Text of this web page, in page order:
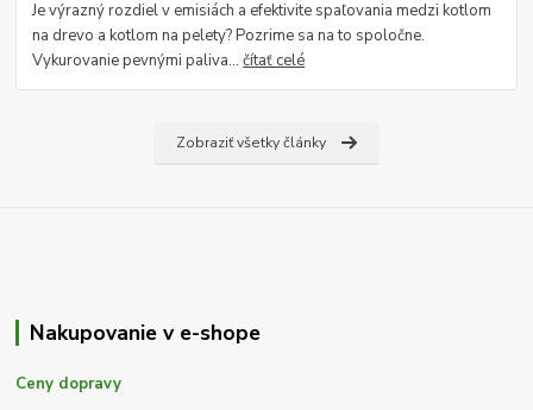
Je výrazný rozdiel v emisiách a efektivite spaľovania medzi kotlom
na drevo a kotlom na pelety? Pozrime sa na to spoločne.
Vykurovanie pevnými paliva...čítať celé
Zobraziť všetky články
Nakupovanie v e-shope
Ceny dopravy